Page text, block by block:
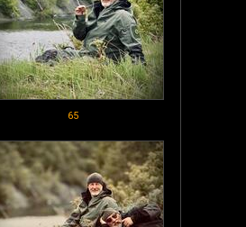
65